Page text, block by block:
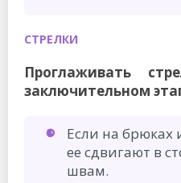
СТРЕЛКИ
Проглаживать
заключительном
Если на брюках
ее сдвигают в
швам.